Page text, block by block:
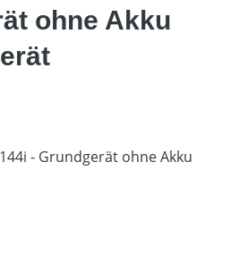
ohne Akku